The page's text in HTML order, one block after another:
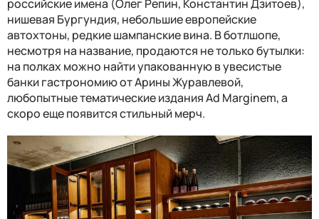
российские имена (Олег Репин, Константин Дзитоев),
нишевая Бургундия, небольшие европейские
автохтоны, редкие шампанские вина. В ботлшопе,
несмотря на название, продаются не только бутылки:
на полках можно найти упакованную в увесистые
банки гастрономию от Арины Журавлевой,
любопытные тематические изданияAd Marginem, а
скоро еще появится стильный мерч.